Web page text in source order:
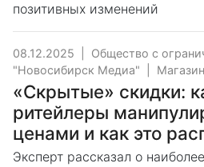
позитивных изменений
08.12.2025
Общество с
"Новосибирск Медиа"
«Скрытые» скидки:
ритейлеры
ценами и как это
Эксперт рассказал о